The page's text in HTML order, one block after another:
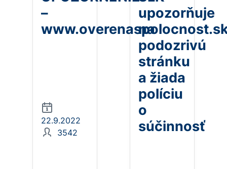
–
22.9.2022
3542
upozorňuje
na
podozrivú
stránku
a žiada
políciu
o
súčinnosť